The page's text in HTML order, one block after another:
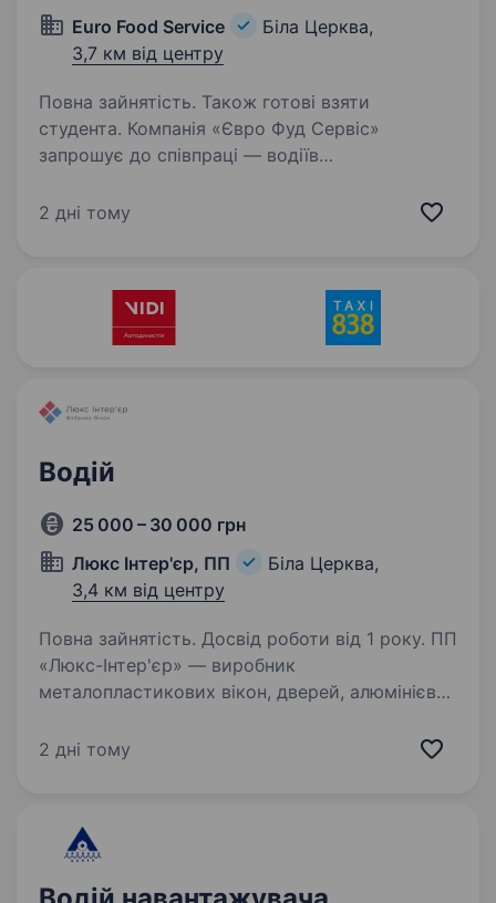
Euro Food Service
Біла Церква,
3,7 км від центру
Повна зайнятість. Також готові взяти
студента. Компанія «Євро Фуд Сервіс»
запрошує до співпраці — водіїв
та безпечне перевезення товарів до місць
2 дні тому
Водій
25 000 – 30 000 грн
Люкс Інтер'єр, ПП
Біла Церква,
3,4 км від центру
Повна зайнятість. Досвід роботи від 1 року. ПП
«Люкс-Інтер'єр» — виробник
металопластикових вікон, дверей, алюмінієвих
до команди водія. Обов’язки доставка готової
2 дні тому